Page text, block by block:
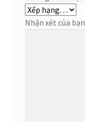
Nhận xét của bạn